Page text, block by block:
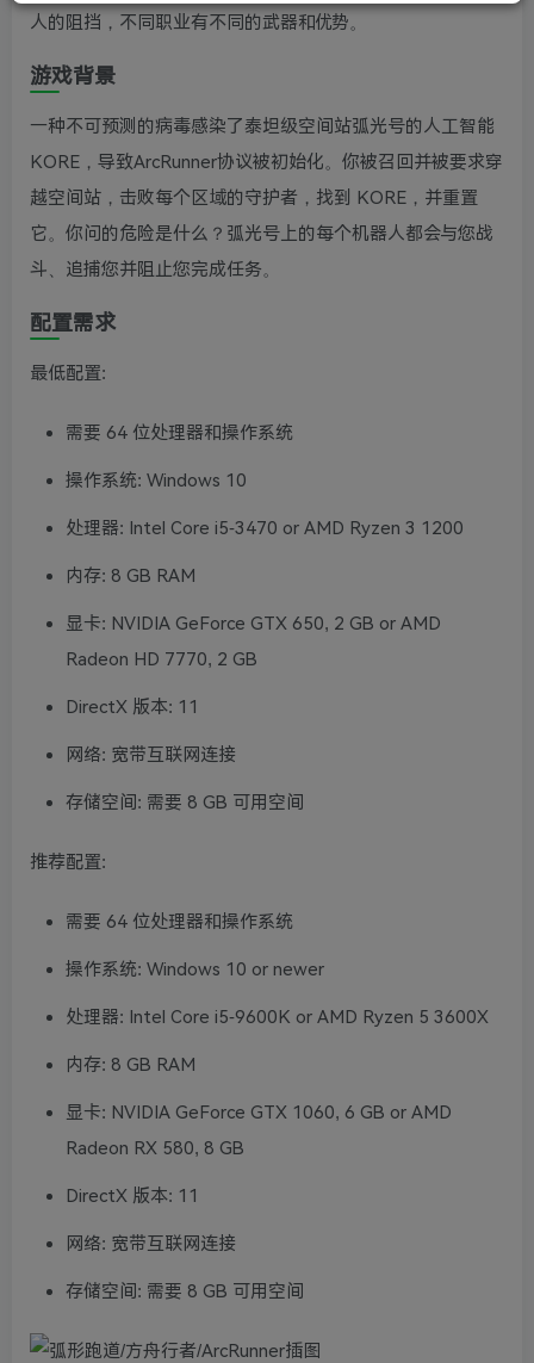
人的阻挡，不同职业有不同的武器和优势。
游戏背景
一种不可预测的病毒感染了泰坦级空间站弧光号的人工智能
KORE，导致ArcRunner协议被初始化。你被召回并被要求穿
越空间站，击败每个区域的守护者，找到 KORE，并重置
它。你问的危险是什么？弧光号上的每个机器人都会与您战
斗、追捕您并阻止您完成任务。
配置需求
最低配置:
需要 64 位处理器和操作系统
操作系统: Windows 10
处理器: Intel Core i5-3470 or AMD Ryzen 3 1200
内存: 8 GB RAM
显卡: NVIDIA GeForce GTX 650, 2 GB or AMD
Radeon HD 7770, 2 GB
DirectX 版本: 11
网络: 宽带互联网连接
存储空间: 需要 8 GB 可用空间
推荐配置:
需要 64 位处理器和操作系统
操作系统: Windows 10 or newer
处理器: Intel Core i5-9600K or AMD Ryzen 5 3600X
内存: 8 GB RAM
显卡: NVIDIA GeForce GTX 1060, 6 GB or AMD
Radeon RX 580, 8 GB
DirectX 版本: 11
网络: 宽带互联网连接
存储空间: 需要 8 GB 可用空间